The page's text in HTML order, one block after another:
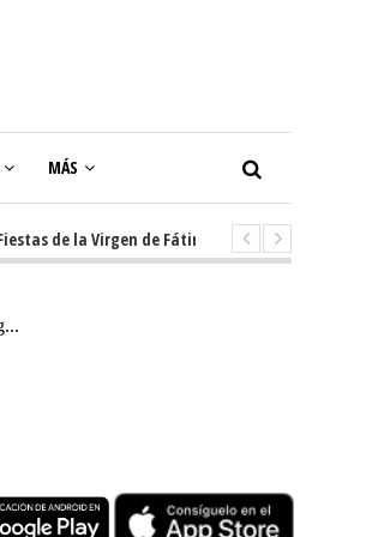
MÁS
de la Virgen de Fátima con diez días de tradición,